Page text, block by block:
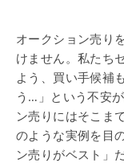
オークション売り
けません。私たち
よう、買い手候補
う…」という不安
ン売りにはそこま
のような実例を目
ン売りがベスト」